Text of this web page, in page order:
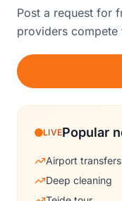
Post a request for
providers
LIVEPopular
Airport transfers
Deep cleaning